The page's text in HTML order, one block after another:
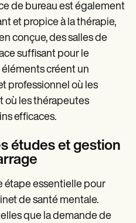
de bureau est également
et propice à la thérapie,
conçue, des salles de
suffisant pour le
créent un
professionnel où les
où les thérapeutes
efficaces.
études et gestion
étape essentielle pour
de santé mentale.
que la demande de